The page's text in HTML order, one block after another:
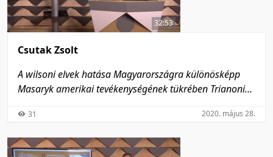
32:53
Csutak Zsolt
A wilsoni elvek hatása Magyarországra különösképp
Masaryk amerikai tevékenységének tükrében Trianoni
31 2020. május 28.